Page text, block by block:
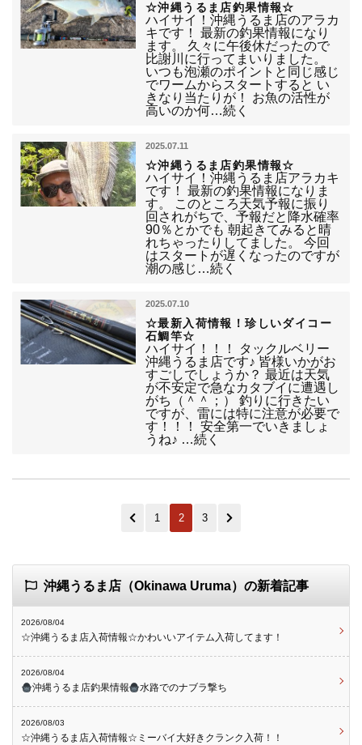
☆沖縄うるま店釣果情報☆
ハイサイ！沖縄うるま店のアラカ
キです！ 最新の釣果情報になり
ます。 久々に午後休だったので
比謝川に行ってまいりました。
いつも泡瀬のポイントと同じ感じ
でワームからスタートすると い
きなり当たりが！ お魚の活性が
高いのか何…続く
2025.07.11
☆沖縄うるま店釣果情報☆
ハイサイ！沖縄うるま店アラカキ
です！ 最新の釣果情報になりま
す。 このところ天気予報に振り
回されがちで、予報だと降水確率
90％とかでも 朝起きてみると晴
れちゃったりしてました。 今回
はスタートが遅くなったのですが
潮の感じ…続く
2025.07.10
☆最新入荷情報！珍しいダイコー
石鯛竿☆
ハイサイ！！！ タックルベリー
沖縄うるま店です♪ 皆様いかがお
すごしでしょうか？ 最近は天気
が不安定で急なカタブイに遭遇し
がち（＾＾；） 釣りに行きたい
ですが、雷には特に注意が必要で
す！！！ 安全第一でいきましょ
うね♪ …続く
1 2 3
沖縄うるま店（Okinawa Uruma）の新着記事
2026/08/04
☆沖縄うるま店入荷情報☆かわいいアイテム入荷してます！
2026/08/04
沖縄うるま店釣果情報 水路でのナブラ撃ち
2026/08/03
☆沖縄うるま店入荷情報☆ミーバイ大好きクランク入荷！！